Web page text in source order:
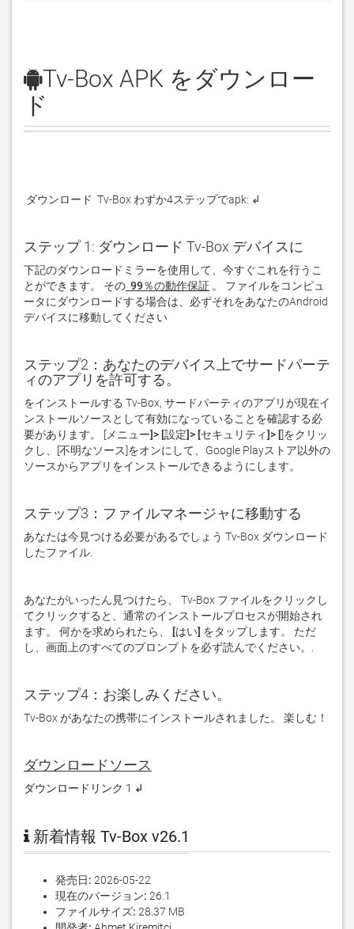
Tv-Box APK をダウンロー
ド
ダウンロード  Tv-Box わずか4ステップでapk: ↲
ステップ 1: ダウンロード Tv-Box デバイスに
下記のダウンロードミラーを使用して、今すぐこれを行うこ
とができます。 その 99％の動作保証 。 ファイルをコンピュ
ータにダウンロードする場合は、必ずそれをあなたのAndroid
デバイスに移動してください
ステップ2：あなたのデバイス上でサードパーテ
ィのアプリを許可する。
をインストールする Tv-Box, サードパーティのアプリが現在イ
ンストールソースとして有効になっていることを確認する必
要があります。 [メニュー]> [設定]> [セキュリティ]> []をクリッ
クし、[不明なソース]をオンにして、Google Playストア以外の
ソースからアプリをインストールできるようにします。
ステップ3：ファイルマネージャに移動する
あなたは今見つける必要があるでしょう Tv-Box ダウンロード
したファイル.
あなたがいったん見つけたら、 Tv-Box ファイルをクリックし
てクリックすると、通常のインストールプロセスが開始され
ます。 何かを求められたら、
[はい] をタップします。 ただ
し、画面上のすべてのプロンプトを必ず読んでください。.
ステップ4：お楽しみください。
Tv-Box があなたの携帯にインストールされました。 楽しむ！
ダウンロードソース
ダウンロードリンク 1 ↲
新着情報 Tv-Box v26.1
発売日: 2026-05-22
現在のバージョン: 26.1
ファイルサイズ: 28.37 MB